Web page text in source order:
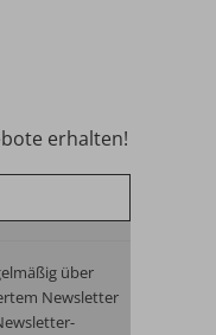
erhalten!
über
Newsletter